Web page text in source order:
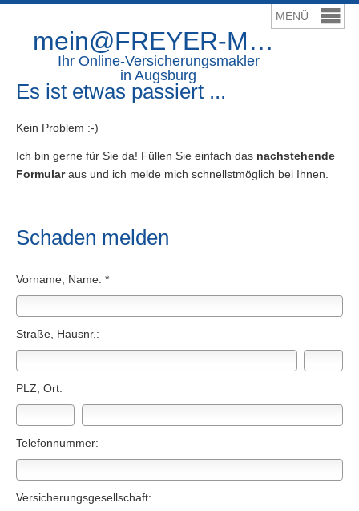
mein@FREYER-Makler.de
Ihr Online-Ver­sicherungs­makler
in Augsburg
Es ist etwas passiert ...
Kein Problem :-)
Ich bin gerne für Sie da! Füllen Sie einfach das nachstehende
Formularaus und ich melde mich schnellstmöglich bei Ihnen.
Schaden melden
Vorname, Name: *
Straße, Hausnr.:
PLZ, Ort:
Telefonnummer:
Versicherungsgesellschaft: